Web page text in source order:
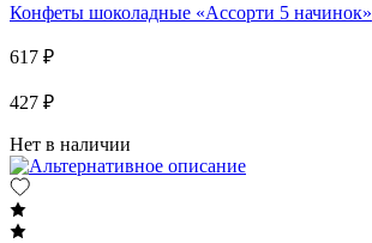
Конфеты шоколадные «Ассорти 5 начинок»
617 ₽
427 ₽
Нет в наличии